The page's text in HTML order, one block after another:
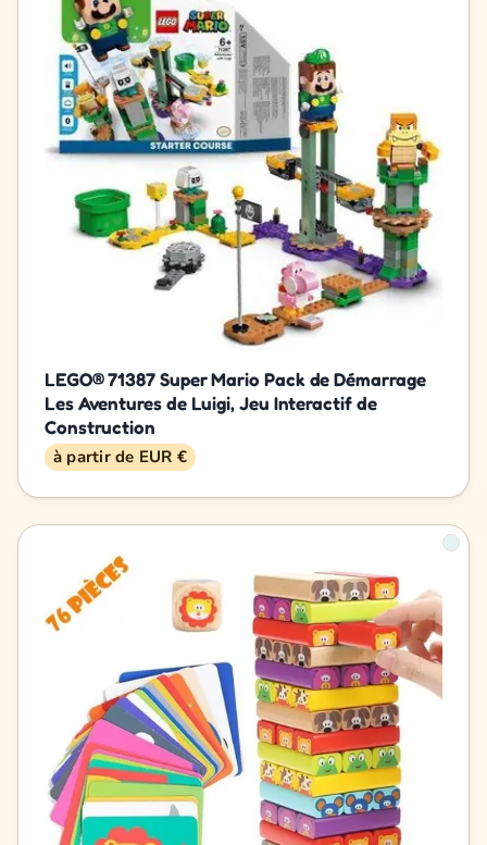
LEGO® 71387 Super Mario Pack de Démarrage
Les Aventures de Luigi, Jeu Interactif de
Construction
à partir de EUR €